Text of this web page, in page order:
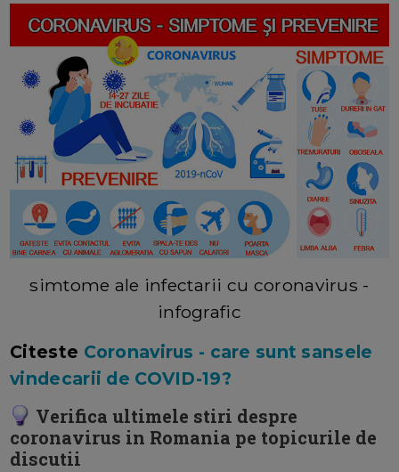
simtome ale infectarii cu coronavirus -
infografic
Citeste Coronavirus - care sunt sansele
vindecarii de COVID-19?
Verifica ultimele stiri despre
coronavirus in Romania pe topicurile de
discutii